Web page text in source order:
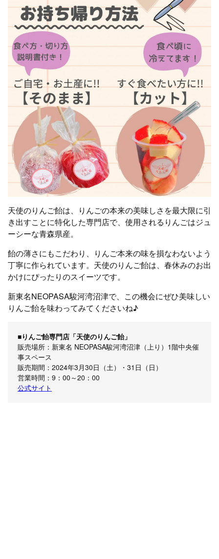
天使のりんご飴は、りんごの本来の美味しさを最大限に引
き出すことに特化した専門店で、使用されるりんごはジュ
ーシーな青森県産。
飴の薄さにもこだわり、りんご本来の味を損なわないよう
丁寧に作られています。天使のりんご飴は、春休みのお出
かけにぴったりのスイーツです。
新東名NEOPASA駿河湾沼津で、この機会にぜひ美味しい
りんご飴を味わってみてくださいね♪
■りんご飴専門店「天使のりんご飴」
販売場所：新東名 NEOPASA駿河湾沼津（上り）1階中央催
事スペース
販売期間：2024年3月30日（土）・31日（日）
営業時間：9：00～20：00
公式サイト